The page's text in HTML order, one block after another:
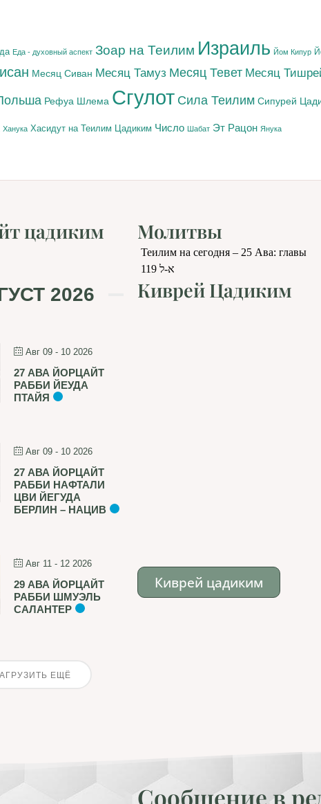
Еда - духовный аспект Зоар на Теилим Израиль Йом Кипур
Месяц Сиван Месяц Тамуз Месяц Тевет Месяц
Рефуа Шлема Сгулот Сила Теилим Сипурей
Ханука Хасидут на Теилим Цадиким Число Шабат Эт Рацон Янука
цадиким
2026
Авг 09 - 10 2026
27 АВА ЙОРЦАЙТ
РАББИ ЙЕУДА
ПТАЙЯ
Авг 09 - 10 2026
27 АВА ЙОРЦАЙТ
РАББИ НАФТАЛИ
ЦВИ ЙЕГУДА
БЕРЛИН – НАЦИВ
Авг 11 - 12 2026
29 АВА ЙОРЦАЙТ
РАББИ ШМУЭЛЬ
САЛАНТЕР
ЕЩЁ
Молитвы
Теилим на сегодня – 25 Ава: главы
119 א-ל
Киврей Цадиким
Киврей цадиким
Сообщение в